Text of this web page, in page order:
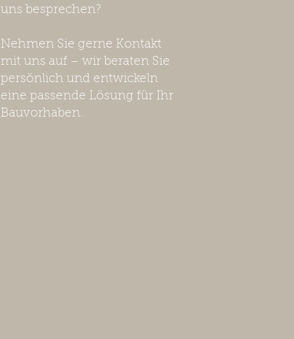
uns besprechen?
Nehmen Sie gerne Kontakt
mit uns auf – wir beraten Sie
persönlich und entwickeln
eine passende Lösung für Ihr
Bauvorhaben.